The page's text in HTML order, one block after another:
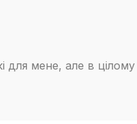
для мене, але в